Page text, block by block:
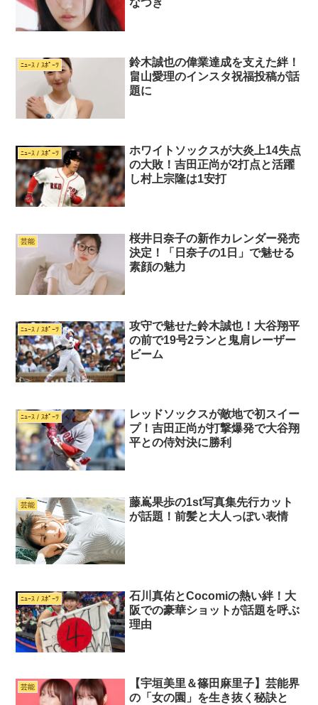
なつき
ﾆｭｰｽ / ｽﾎﾟｰﾂ
鈴木誠也の偉業達成を支えた絆！
畠山愛理のインスタ祝福投稿が話
題に
ﾆｭｰｽ / ｽﾎﾟｰﾂ
ホワイトソックスが大炎上14失点
の大敗！吉田正尚が2打点と活躍
し村上宗隆は1安打
芸能
桜井日奈子の新作カレンダー発売
決定！「日奈子の1日」で魅せる
素顔の魅力
ﾆｭｰｽ / ｽﾎﾟｰﾂ
攻守で魅せた鈴木誠也！大谷翔平
の前で19号2ランと鬼肩レーザー
ビーム
ﾆｭｰｽ / ｽﾎﾟｰﾂ
レッドソックスが敵地で初スイー
プ！吉田正尚が打撃爆発で大谷翔
平との侍対決に勝利
芸能
藤嶌果歩の1st写真集先行カット
が話題！前髪と大人っぽい表情
ﾆｭｰｽ / ｽﾎﾟｰﾂ
石川真佑とCocomiの熱い絆！大
阪での豪華ショットが話題を呼ぶ
理由
芸能
【宇垣美里＆篠田麻里子】芸能界
の「女の園」を生き抜く秘訣と